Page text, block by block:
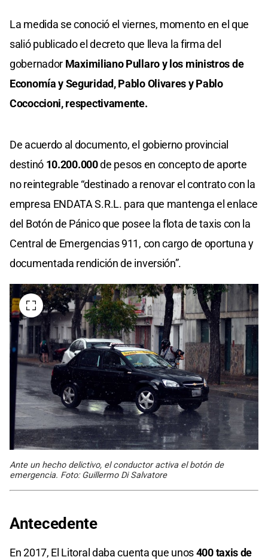
La medida se conoció el viernes, momento en el que
salió publicado el decreto que lleva la firma del
gobernador Maximiliano Pullaro y los ministros de
Economía y Seguridad, Pablo Olivares y Pablo
Cococcioni, respectivamente.
De acuerdo al documento, el gobierno provincial
destinó 10.200.000de pesos en concepto de aporte
no reintegrable “destinado a renovar el contrato con la
empresa ENDATA S.R.L. para que mantenga el enlace
del Botón de Pánico que posee la flota de taxis con la
Central de Emergencias 911, con cargo de oportuna y
documentada rendición de inversión”.
Ante un hecho delictivo, el conductor activa el botón de
emergencia. Foto: Guillermo Di Salvatore
Antecedente
En 2017, El Litoral daba cuenta que unos400 taxis de